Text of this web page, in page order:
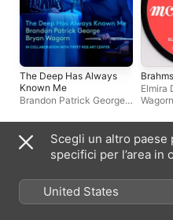
The Deep Has Always
Known Me
Brandon Patrick George,
Elmira
Wagorn
Appare spesso con
Scegli un altro
specifici per l’area in
United States